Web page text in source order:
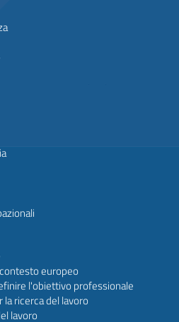
europeo
l'obiettivo professionale
ricerca del lavoro
lavoro